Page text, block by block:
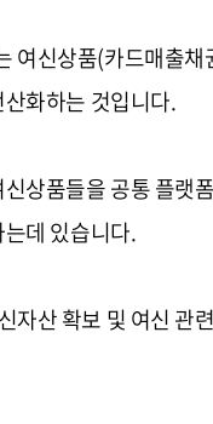
여신상품(카드매출
화하는 것입니다.
상품들을 공통 플
데 있습니다.
자산 확보 및 여신 관